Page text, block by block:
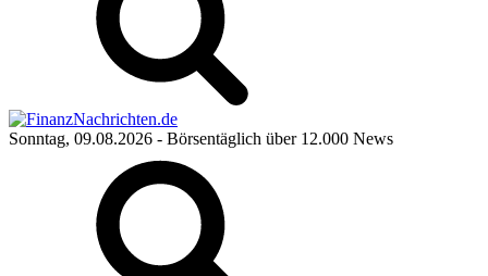
Sonntag, 09.08.2026 - Börsentäglich über 12.000 News